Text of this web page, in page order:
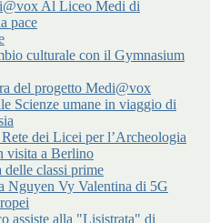
Al Liceo Medi di
pace
culturale con il Gymnasium
del progetto Medi@vox
Scienze umane in viaggio di
dei Licei per l’Archeologia
visita a Berlino
delle classi prime
Nguyen Vy Valentina di 5G
assiste alla "Lisistrata" di